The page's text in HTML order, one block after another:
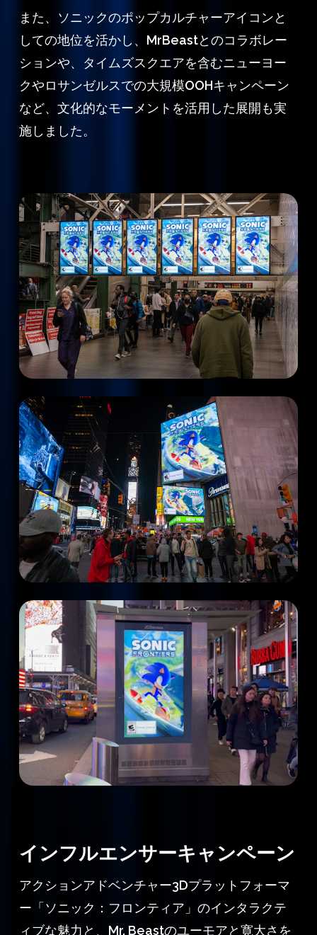
また、ソニックのポップカルチャーアイコンと
しての地位を活かし、MrBeastとのコラボレー
ションや、タイムズスクエアを含むニューヨー
クやロサンゼルスでの大規模OOHキャンペーン
など、文化的なモーメントを活用した展開も実
施しました。
インフルエンサーキャンペーン
アクションアドベンチャー3Dプラットフォーマ
ー「ソニック：フロンティア」のインタラクテ
ィブな魅力と、Mr. Beastのユーモアと寛大さを